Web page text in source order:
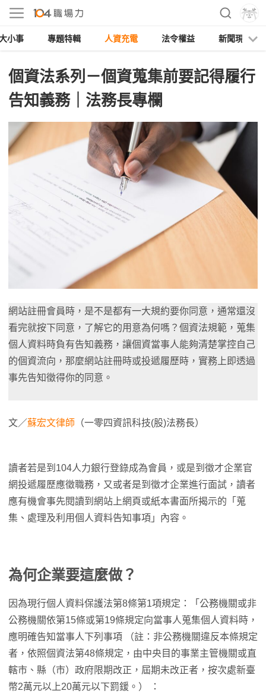
小事 專題特輯 人資充電 法令權益 新聞現場
個資法系列－個資蒐集前要記得履行
告知義務｜法務長專欄
網站註冊會員時，是不是都有一大規約要你同意，通常還沒
看完就按下同意，了解它的用意為何嗎？個資法規範，蒐集
個人資料時負有告知義務，讓個資當事人能夠清楚掌控自己
的個資流向，那麼網站註冊時或投遞履歷時，實務上即透過
事先告知徵得你的同意。
文／蘇宏文律師 （一零四資訊科技(股)法務長）
讀者若是到104人力銀行登錄成為會員，或是到徵才企業官
網投遞履歷應徵職務，又或者是到徵才企業進行面試，讀者
應有機會事先閱讀到網站上網頁或紙本書面所揭示的「蒐
集、處理及利用個人資料告知事項」內容。
為何企業要這麼做？
因為現行個人資料保護法第8條第1項規定：「公務機關或非
公務機關依第15條或第19條規定向當事人蒐集個人資料時，
應明確告知當事人下列事項 （註：非公務機關違反本條規定
者，依照個資法第48條規定，由中央目的事業主管機關或直
轄市、縣（市）政府限期改正，屆期未改正者，按次處新臺
幣2萬元以上20萬元以下罰鍰。） ：